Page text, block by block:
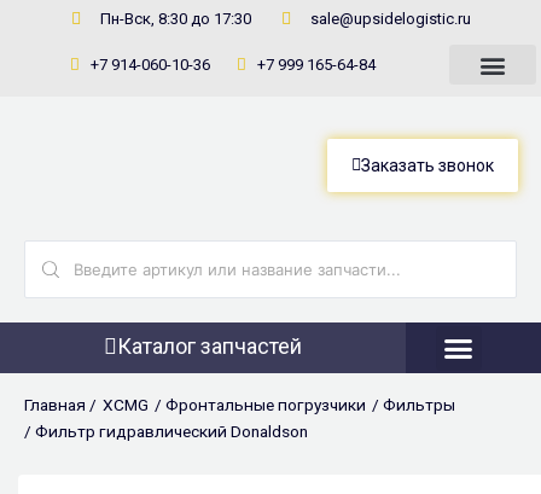
содержимому
Пн-Вск, 8:30 до 17:30 sale@upsidelogistic.ru
+7 914-060-10-36 +7 999 165-64-84
Заказать звонок
Каталог запчастей
Главная / XCMG / Фронтальные погрузчики / Фильтры
/ Фильтр гидравлический Donaldson